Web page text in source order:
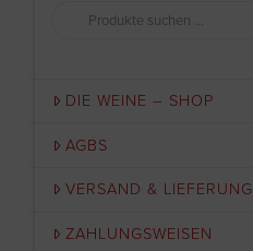
Suchen
DIE WEINE – SHOP
AGBS
VERSAND & LIEFERUNG
ZAHLUNGSWEISEN